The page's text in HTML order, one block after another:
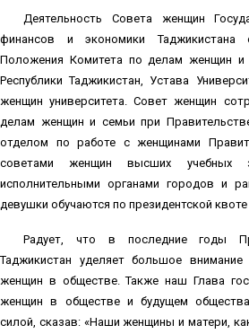
Деятельность Совета женщин
финансов и экономики Таджикистана
Положения Комитета по делам женщин и
Республики Таджикистан, Устава
женщин университета. Совет женщин
делам женщин и семьи при
отделом по работе с женщинами
советами женщин высших учебных
исполнительными органами городов и
девушки обучаются по президентской квоте
Радует, что в последние годы
Таджикистан уделяет большое
женщин в обществе. Также наш Глава
женщин в обществе и будущем
силой, сказав: «Наши женщины и матери,